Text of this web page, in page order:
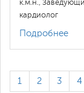
к.м.н.,
кардиолог
Подробнее
1 2 3 4